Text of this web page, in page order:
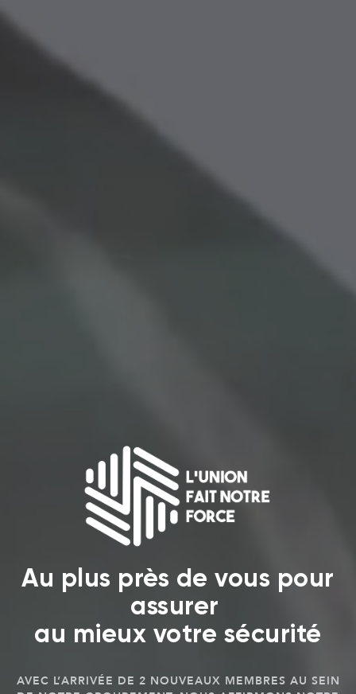
Au plus près de vous pour
assurer
au mieux votre sécurité
AVEC L’ARRIVÉE DE 2 NOUVEAUX MEMBRES AU SEIN